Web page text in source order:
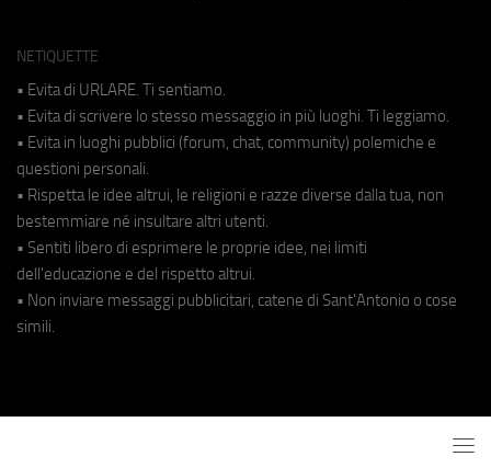
NETIQUETTE
• Evita di URLARE. Ti sentiamo.
• Evita di scrivere lo stesso messaggio in più luoghi. Ti leggiamo.
• Evita in luoghi pubblici (forum, chat, community) polemiche e
questioni personali.
• Rispetta le idee altrui, le religioni e razze diverse dalla tua, non
bestemmiare né insultare altri utenti.
• Sentiti libero di esprimere le proprie idee, nei limiti
dell'educazione e del rispetto altrui.
• Non inviare messaggi pubblicitari, catene di Sant'Antonio o cose
simili.